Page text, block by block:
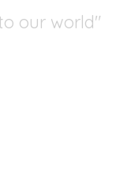
our world"